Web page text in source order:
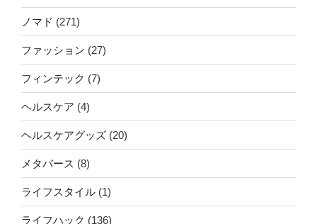
ノマド (271)
ファッション (27)
フィンテック (7)
ヘルスケア (4)
ヘルスケアグッズ (20)
メタバース (8)
ライフスタイル (1)
ライフハック (136)